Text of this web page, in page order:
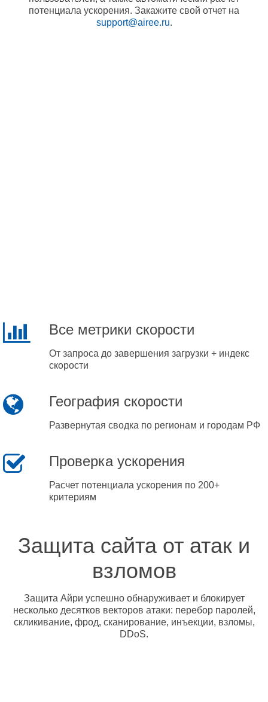
потенциала ускорения. Закажите свой отчет на
support@airee.ru.
Все метрики скорости
От запроса до завершения загрузки + индекс
скорости
География скорости
Развернутая сводка по регионам и городам РФ
Проверка ускорения
Расчет потенциала ускорения по 200+
критериям
Защита сайта от атак и
взломов
Защита Айри успешно обнаруживает и блокирует
несколько десятков векторов атаки: перебор паролей,
скликивание, фрод, сканирование, инъекции, взломы,
DDoS.